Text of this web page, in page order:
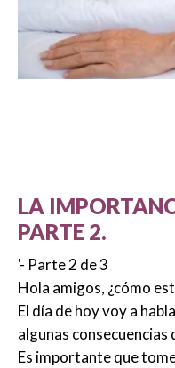
LA
PARTE 2.
'- Parte 2 de 3
Hola amigos, ¿cómo
El día de hoy voy a
algunas consecuencias
Es importante que